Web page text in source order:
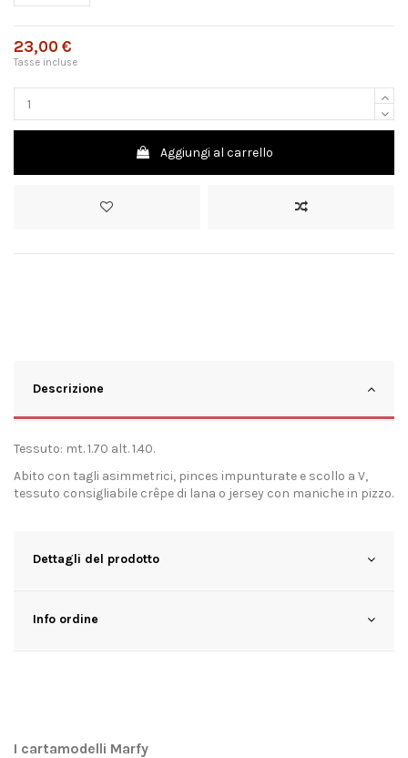
23,00 €
Tasse incluse
Aggiungi al carrello
Descrizione
Tessuto: mt. 1.70 alt. 1.40.
Abito con tagli asimmetrici, pinces impunturate e scollo a V,
tessuto consigliabile crêpe di lana o jersey con maniche in pizzo.
Dettagli del prodotto
Info ordine
I cartamodelli Marfy